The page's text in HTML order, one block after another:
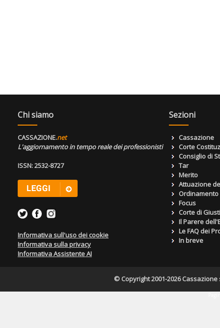
Chi siamo
CASSAZIONE.net
L'aggiornamento in tempo reale dei professionisti
ISSN: 2532-8727
Informativa sull'uso dei cookie
Informativa sulla privacy
Informativa Assistente AI
Sezioni
Cassazione
Corte
Consiglio di
Tar
Merito
Attuazione
Focus
Corte di
Il Parere
Le FAQ dei
In breve
© Copyright 2001-2026 Cassazione